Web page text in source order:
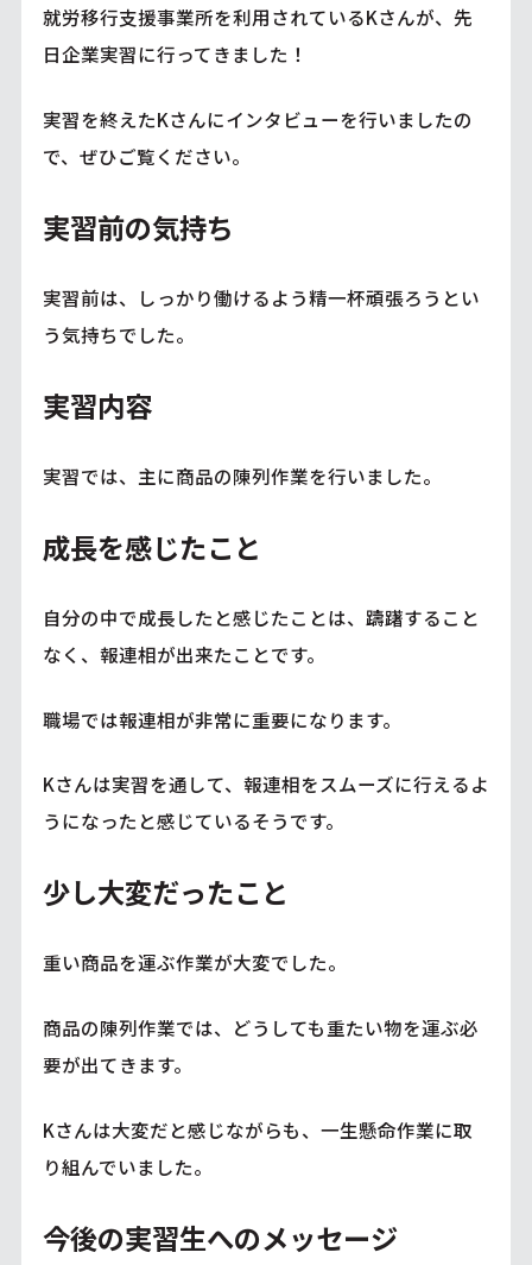
就労移行支援事業所を利用されているKさんが、先
日企業実習に行ってきました！
実習を終えたKさんにインタビューを行いましたの
で、ぜひご覧ください。
実習前の気持ち
実習前は、しっかり働けるよう精一杯頑張ろうとい
う気持ちでした。
実習内容
実習では、主に商品の陳列作業を行いました。
成長を感じたこと
自分の中で成長したと感じたことは、躊躇すること
なく、報連相が出来たことです。
職場では報連相が非常に重要になります。
Kさんは実習を通して、報連相をスムーズに行えるよ
うになったと感じているそうです。
少し大変だったこと
重い商品を運ぶ作業が大変でした。
商品の陳列作業では、どうしても重たい物を運ぶ必
要が出てきます。
Kさんは大変だと感じながらも、一生懸命作業に取
り組んでいました。
今後の実習生へのメッセージ